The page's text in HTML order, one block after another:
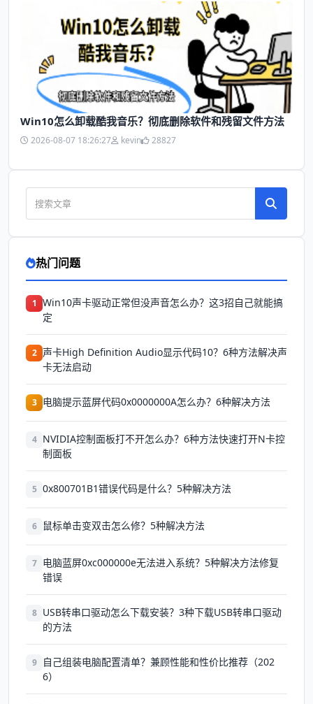
Win10怎么卸载酷我音乐？彻底删除软件和残留文件方法
2026-08-07 18:26:27 kevin 28827
热门问题
1 Win10声卡驱动正常但没声音怎么办？这3招自己就能搞
定
2 声卡High Definition Audio显示代码10？6种方法解决声
卡无法启动
3 电脑提示蓝屏代码0x0000000A怎么办？6种解决方法
4 NVIDIA控制面板打不开怎么办？6种方法快速打开N卡控
制面板
5 0x800701B1错误代码是什么？5种解决方法
6 鼠标单击变双击怎么修？5种解决方法
7 电脑蓝屏0xc000000e无法进入系统？5种解决方法修复
错误
8 USB转串口驱动怎么下载安装？3种下载USB转串口驱动
的方法
9
自己组装电脑配置清单？兼顾性能和性价比推荐（202
6）